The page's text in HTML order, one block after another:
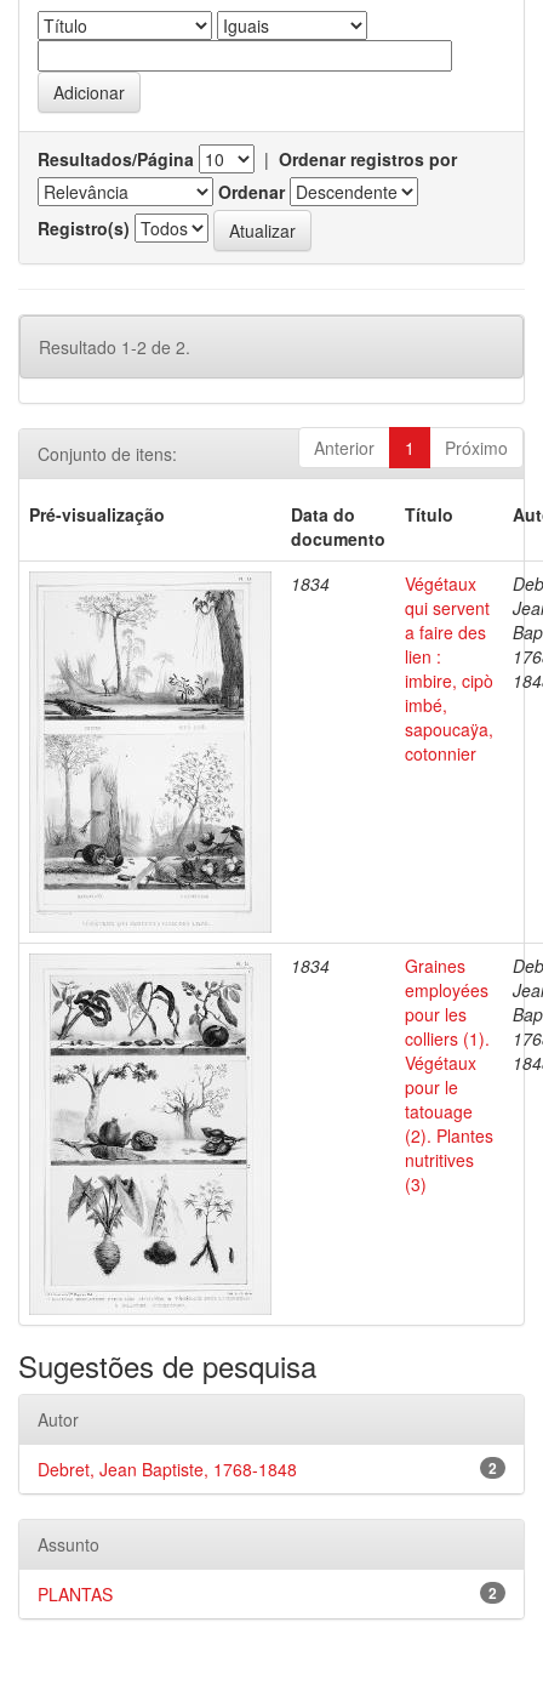
Resultados/Página | Ordenar registros por
Ordenar
Registro(s)
Resultado 1-2 de 2.
Anterior 1 Próximo
Conjunto de itens:
Pré-visualização
Data do
documento
Título
1834
Végétaux
qui servent
a faire des
lien :
imbire, cipò
imbé,
sapoucaÿa,
cotonnier
1834
Graines
employées
pour les
colliers (1).
Végétaux
pour le
tatouage
(2). Plantes
nutritives
(3)
Sugestões de pesquisa
Autor
2
Debret, Jean Baptiste, 1768-1848
Assunto
2
PLANTAS